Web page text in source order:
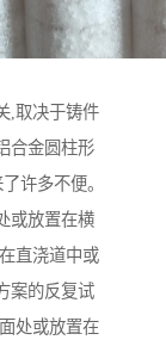
,取决于铸件
合金圆柱形
许多不便。
或放置在横
直浇道中或
案的反复试
处或放置在